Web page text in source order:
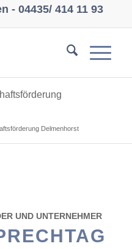
- 04435/ 414 11 93
Delmenhorst
UND UNTERNEHMER